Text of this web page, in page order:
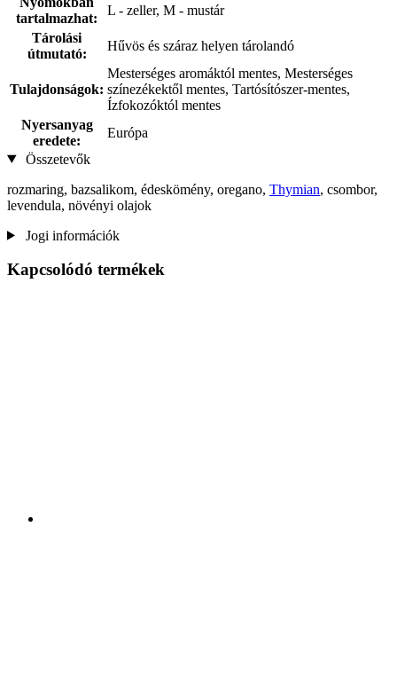
tartalmazhat:
L - zeller, M - mustár
Tárolási
útmutató:
Hűvös és száraz helyen tárolandó
Tulajdonságok:
Mesterséges aromáktól mentes, Mesterséges
színezékektől mentes, Tartósítószer-mentes,
Ízfokozóktól mentes
Nyersanyag
eredete:
Európa
Összetevők
rozmaring, bazsalikom, édeskömény, oregano, Thymian, csombor,
levendula, növényi olajok
Jogi információk
Kapcsolódó termékek